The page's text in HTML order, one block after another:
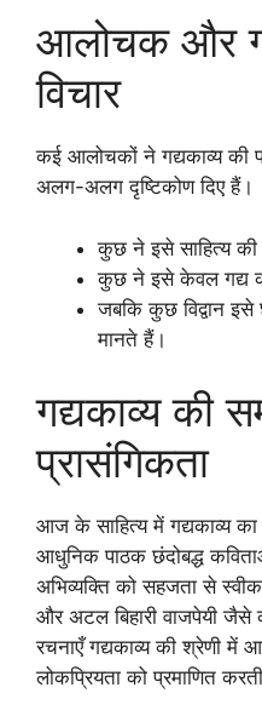
आलोचक और
विचार
कई आलोचकों ने गद्यकाव्य की
अलग-अलग दृष्टिकोण दिए हैं।
कुछ ने इसे साहित्य की
कुछ ने इसे केवल गद्य
जबकि कुछ विद्वान इसे
मानते हैं।
गद्यकाव्य की
प्रासंगिकता
आज के साहित्य में गद्यकाव्य
आधुनिक पाठक छंदोबद्ध
अभिव्यक्ति को सहजता से
और अटल बिहारी वाजपेयी
रचनाएँ गद्यकाव्य की श्रेणी में
लोकप्रियता को प्रमाणित